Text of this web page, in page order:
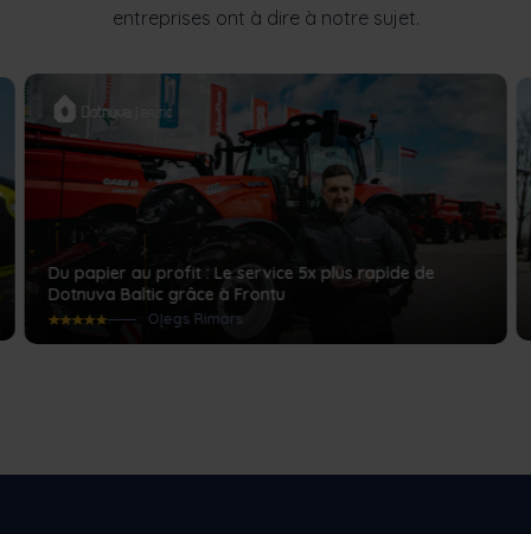
entreprises ont à dire à notre sujet.
Du papier au profit : Le service 5x plus rapide de
Dotnuva Baltic grâce à Frontu
Oļegs Rimars